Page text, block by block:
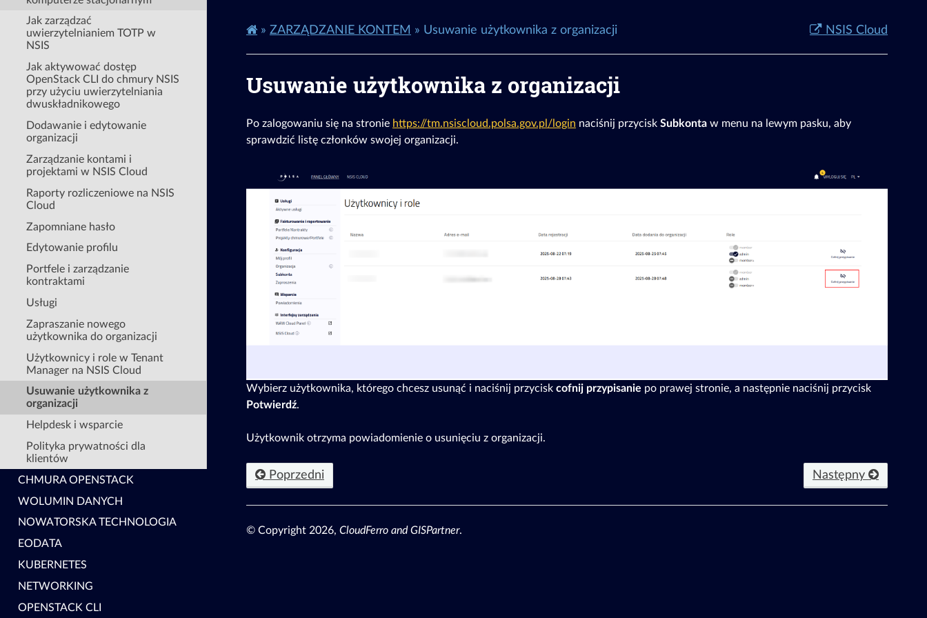
Jak zarządzać
uwierzytelnianiem TOTP w
NSIS
Jak aktywować dostęp
OpenStack CLI do chmury NSIS
przy użyciu uwierzytelniania
dwuskładnikowego
Dodawanie i edytowanie
organizacji
Zarządzanie kontami i
projektami w NSIS Cloud
Raporty rozliczeniowe na NSIS
Cloud
Zapomniane hasło
Edytowanie profilu
Portfele i zarządzanie
kontraktami
Usługi
Zapraszanie nowego
użytkownika do organizacji
Użytkownicy i role w Tenant
Manager na NSIS Cloud
Usuwanie użytkownika z
organizacji
Helpdesk i wsparcie
Polityka prywatności dla
klientów
CHMURA OPENSTACK
WOLUMIN DANYCH
NOWATORSKA TECHNOLOGIA
EODATA
KUBERNETES
NETWORKING
OPENSTACK CLI
» ZARZĄDZANIE KONTEM » Usuwanie użytkownika z organizacji NSIS Cloud
Usuwanie użytkownika z organizacji
Po zalogowaniu się na stronie https://tm.nsiscloud.polsa.gov.pl/login naciśnij przycisk Subkontaw menu na lewym pasku, aby
sprawdzić listę członków swojej organizacji.
Wybierz użytkownika, którego chcesz usunąć i naciśnij przycisk cofnij przypisanie po prawej stronie, a następnie naciśnij przycisk
Potwierdź.
Użytkownik otrzyma powiadomienie o usunięciu z organizacji.
Poprzedni Następny
© Copyright 2026, CloudFerro and GISPartner.